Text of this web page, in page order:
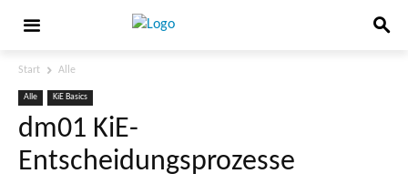
Start Alle
Alle KiE Basics
dm01 KiE-
Entscheidungsprozesse